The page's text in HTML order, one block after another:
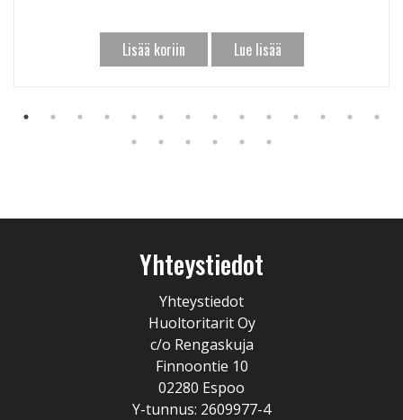
Lisää koriin Lue lisää
Yhteystiedot
Yhteystiedot
Huoltoritarit Oy
c/o Rengaskuja
Finnoontie 10
02280 Espoo
Y-tunnus: 2609977-4